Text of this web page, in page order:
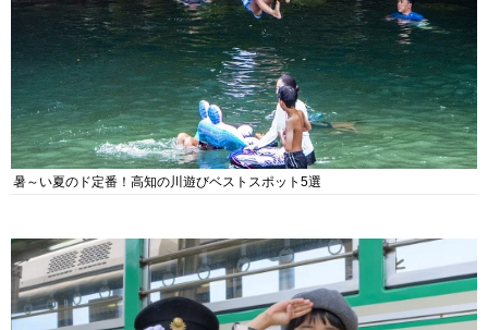
暑～い夏のド定番！高知の川遊びベストスポット5選